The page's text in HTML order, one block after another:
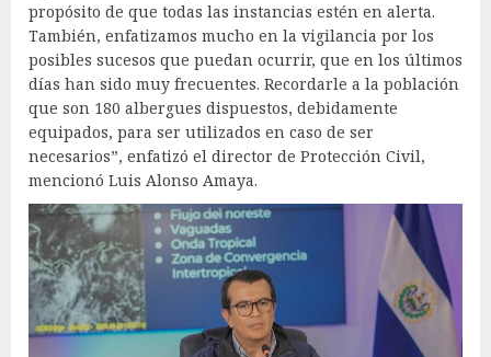
propósito de que todas las instancias estén en alerta.
También, enfatizamos mucho en la vigilancia por los
posibles sucesos que puedan ocurrir, que en los últimos
días han sido muy frecuentes. Recordarle a la población
que son 180 albergues dispuestos, debidamente
equipados, para ser utilizados en caso de ser
necesarios”, enfatizó el director de Protección Civil,
mencionó Luis Alonso Amaya.